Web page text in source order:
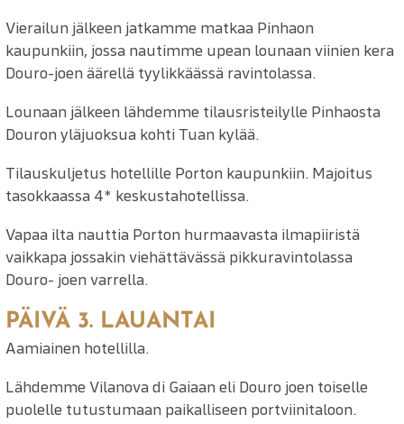
Vierailun jälkeen jatkamme matkaa Pinhaon
kaupunkiin, jossa nautimme upean lounaan viinien kera
Douro-joen äärellä tyylikkäässä ravintolassa.
Lounaan jälkeen lähdemme tilausristeilylle Pinhaosta
Douron yläjuoksua kohti Tuan kylää.
Tilauskuljetus hotellille Porton kaupunkiin. Majoitus
tasokkaassa 4* keskustahotellissa.
Vapaa ilta nauttia Porton hurmaavasta ilmapiiristä
vaikkapa jossakin viehättävässä pikkuravintolassa
Douro- joen varrella.
PÄIVÄ 3. LAUANTAI
Aamiainen hotellilla.
Lähdemme Vilanova di Gaiaan eli Douro joen toiselle
puolelle tutustumaan paikalliseen portviinitaloon.